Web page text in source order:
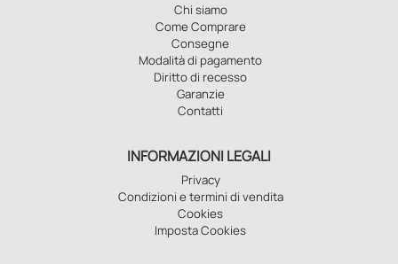
Chi siamo
Come Comprare
Consegne
Modalità di pagamento
Diritto di recesso
Garanzie
Contatti
INFORMAZIONI LEGALI
Privacy
Condizioni e termini di vendita
Cookies
Imposta Cookies